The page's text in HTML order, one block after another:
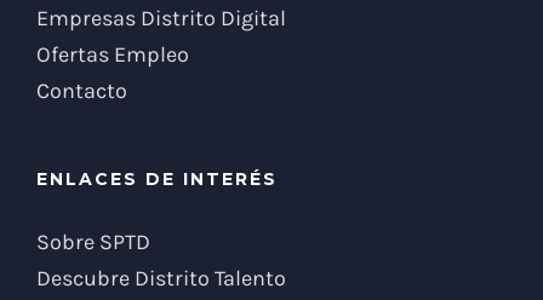
Empresas Distrito Digital
Ofertas Empleo
Contacto
ENLACES DE INTERÉS
Sobre SPTD
Descubre Distrito Talento